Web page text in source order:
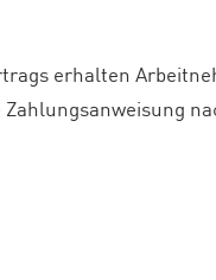
erhalten